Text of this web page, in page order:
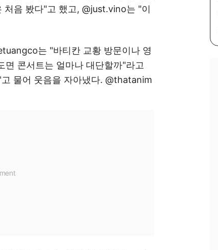
음 봤다"고 했고, @just.vino는 "이
는 "바티칸 교황 방문이나 영
면 콘서트는 얼마나 대단할까"라고
물어 웃음을 자아냈다. @thatanim